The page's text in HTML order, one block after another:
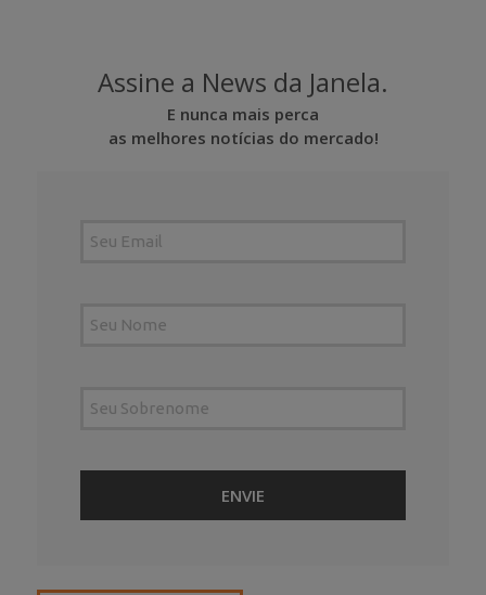
Assine a News da Janela.
E nunca mais perca
as melhores notícias do mercado!